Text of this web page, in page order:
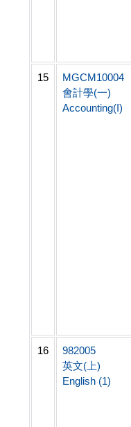
15
MGCM10004
會計學(一)
Accounting(I)
16
982005
英文(上)
English (1)